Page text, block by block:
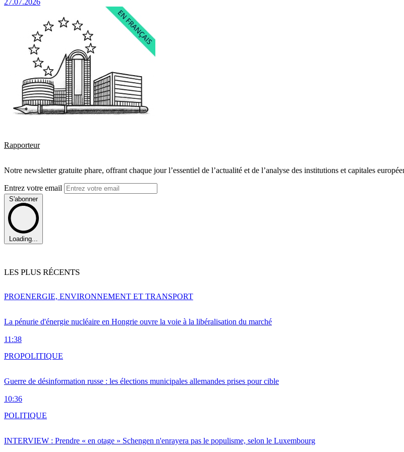
Rapporteur
Notre newsletter gratuite phare, offrant chaque jour l’essentiel de l’actualité et de l’analyse des institutions et capitales
Entrez votre email
S'abonner
Loading...
LES PLUS RÉCENTS
La pénurie d'énergie nucléaire en Hongrie ouvre la voie à la libéralisation du marché
11:38
PROENERGIE, ENVIRONNEMENT ET TRANSPORT
Guerre de désinformation russe : les élections municipales allemandes prises pour cible
10:36
PROPOLITIQUE
INTERVIEW : Prendre « en otage » Schengen n'enrayera pas le populisme, selon le Luxembourg
POLITIQUE